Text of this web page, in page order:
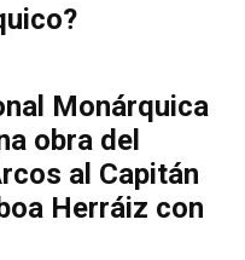
Monárquica
obra del
al Capitán
Herráiz con